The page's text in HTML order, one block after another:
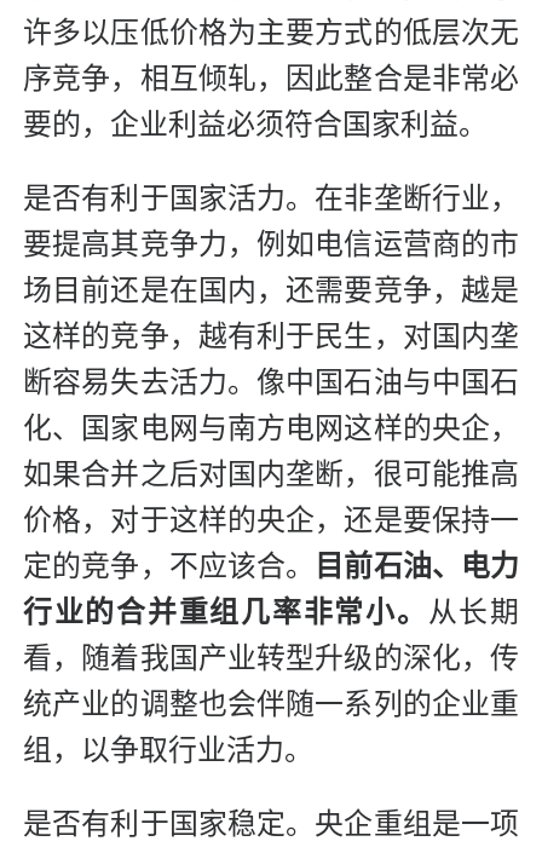
许多以压低价格为主要方式的低层次无
序竞争，相互倾轧，因此整合是非常必
要的，企业利益必须符合国家利益。
是否有利于国家活力。在非垄断行业，
要提高其竞争力，例如电信运营商的市
场目前还是在国内，还需要竞争，越是
这样的竞争，越有利于民生，对国内垄
断容易失去活力。像中国石油与中国石
化、国家电网与南方电网这样的央企，
如果合并之后对国内垄断，很可能推高
价格，对于这样的央企，还是要保持一
定的竞争，不应该合。
目前石油、电力
行业的合并重组几率非常小。 从长期
看，随着我国产业转型升级的深化，传
统产业的调整也会伴随一系列的企业重
组，以争取行业活力。
是否有利于国家稳定。央企重组是一项